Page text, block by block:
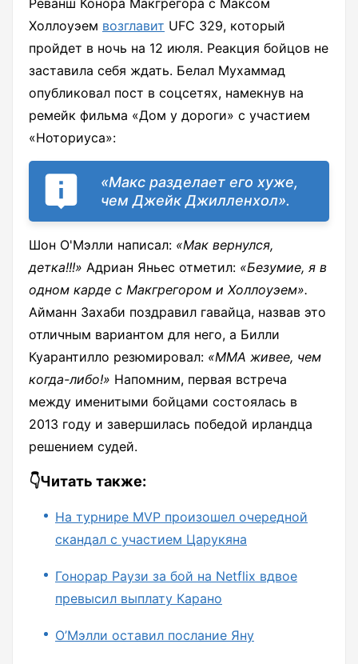
Реванш Конора Макгрегора с Максом
Холлоуэем возглавит UFC 329, который
пройдет в ночь на 12 июля. Реакция бойцов не
заставила себя ждать. Белал Мухаммад
опубликовал пост в соцсетях, намекнув на
ремейк фильма «Дом у дороги» с участием
«Ноториуса»:
«Макс разделает его хуже,
чем Джейк Джилленхол».
Шон О'Мэлли написал: «Мак вернулся,
детка!!!» Адриан Яньес отметил: «Безумие, я в
одном карде с Макгрегором и Холлоуэем».
Айманн Захаби поздравил гавайца, назвав это
отличным вариантом для него, а Билли
Куарантилло резюмировал: «ММА живее, чем
когда-либо!» Напомним, первая встреча
между именитыми бойцами состоялась в
2013 году и завершилась победой ирландца
решением судей.
👇Читать также:
На турнире MVP произошел очередной
скандал с участием Царукяна
Гонорар Раузи за бой на Netflix вдвое
превысил выплату Карано
О’Мэлли оставил послание Яну